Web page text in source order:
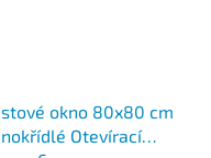
okno 80x80 cm
Otevírací